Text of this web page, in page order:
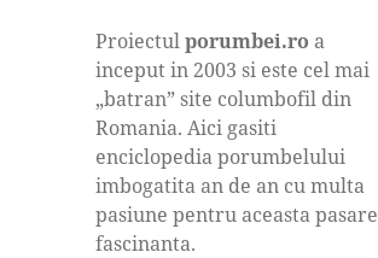
Proiectulporumbei.ro a
inceput in 2003 si este cel mai
„batran” site columbofil din
Romania. Aici gasiti
enciclopedia porumbelului
imbogatita an de an cu multa
pasiune pentru aceasta pasare
fascinanta.